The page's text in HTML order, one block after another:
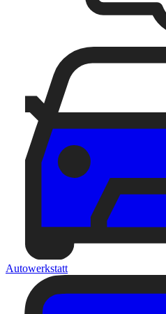
Autowerkstatt